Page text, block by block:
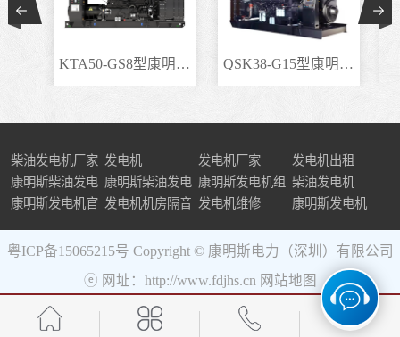
KTA50-GS8型康明斯柴.. QSK38-G15型康明斯柴..
柴油发电机厂家 发电机 发电机厂家
发电机出租
康明斯柴油发电
机组
康明斯柴油发电
机
康明斯发电机组 柴油发电机
康明斯发电机官 发电机机房隔音 发电机维修 康明斯发电机
粤ICP备15065215号 Copyright © 康明斯电力（深圳）有限公司
ⓔ 网址：http://www.fdjhs.cn 网站地图